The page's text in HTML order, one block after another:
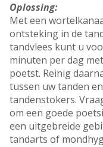
Oplossing:
Met een
ontsteking in de
tandvlees kunt u
minuten per dag
poetst. Reinig
tussen uw tanden
tandenstokers.
om een goede
een uitgebreide
tandarts of